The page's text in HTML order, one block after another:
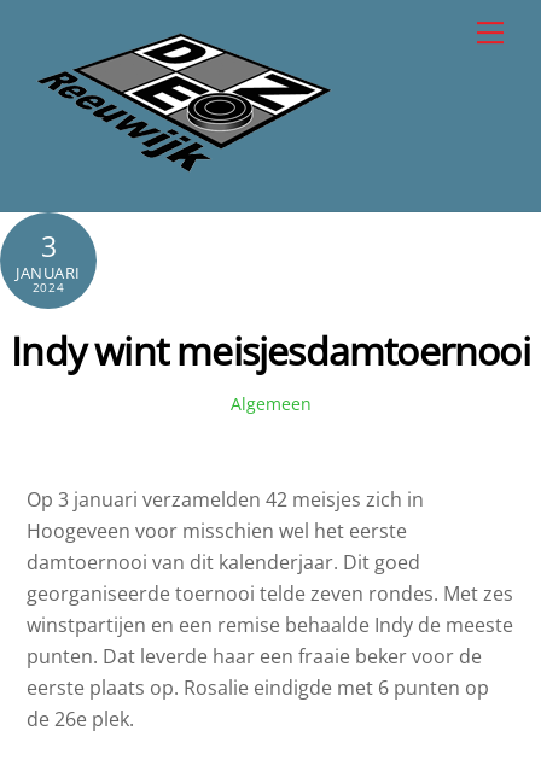
content
3
JANUARI
2024
Indy wint meisjesdamtoernooi
Algemeen
Op 3 januari verzamelden 42 meisjes zich in
Hoogeveen voor misschien wel het eerste
damtoernooi van dit kalenderjaar. Dit goed
georganiseerde toernooi telde zeven rondes. Met zes
winstpartijen en een remise behaalde Indy de meeste
punten. Dat leverde haar een fraaie beker voor de
eerste plaats op. Rosalie eindigde met 6 punten op
de 26e plek.